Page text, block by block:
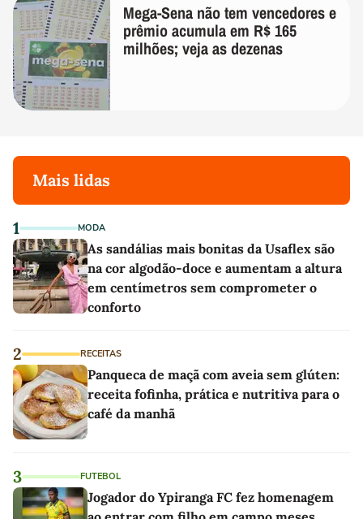
Mega-Sena não tem vencedores e
prêmio acumula em R$ 165
milhões; veja as dezenas
Mais lidas
1 MODA
As sandálias mais bonitas da Usaflex são
na cor algodão-doce e aumentam a altura
em centímetros sem comprometer o
conforto
2 RECEITAS
Panqueca de maçã com aveia sem glúten:
receita fofinha, prática e nutritiva para o
café da manhã
3 FUTEBOL
Jogador do Ypiranga FC fez homenagem